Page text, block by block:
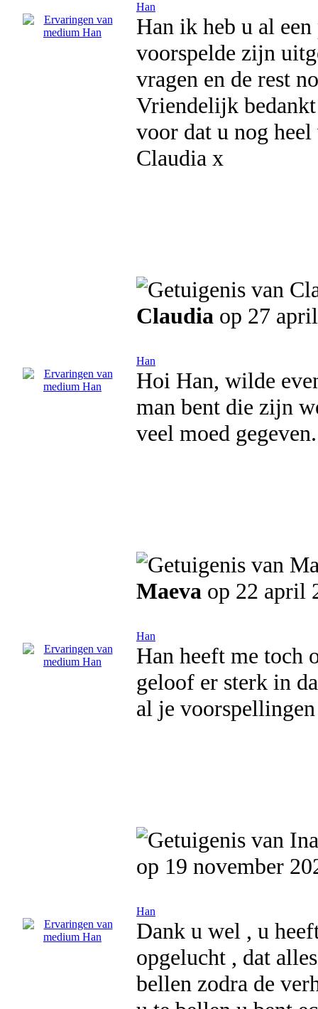
Han
Han ik heb u al
voorspelde zijn
vragen en de rest
Vriendelijk
voor dat u nog heel
Claudia x
Claudia op 27
Han
Hoi Han, wilde
man bent die zijn
veel moed
Maeva op 22 april
Han
Han heeft me toch
geloof er sterk in
al je
op 19 november
Han
Dank u wel , u
opgelucht , dat
bellen zodra de